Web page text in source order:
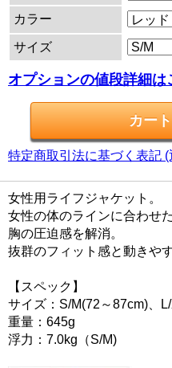
カラー
サイズ
オプションの値段詳細は
特定商取引法に基づく表記
女性用ライフジャケット。
女性の体のラインに合わせ
胸の圧迫感を解消。
抜群のフィット感と動きや
【スペック】
サイズ：S/M(72～87cm)、
重量：645g
浮力：7.0kg（S/M)